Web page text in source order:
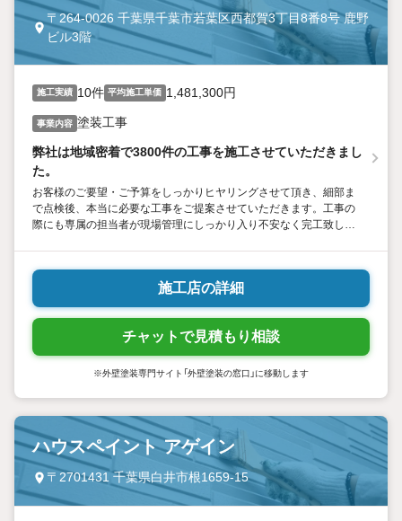
〒264-0026 千葉県千葉市若葉区西都賀3丁目8番8号 鹿野
ビル3階
施工実績 10件 平均施工単価 1,481,300円
事業内容 塗装工事
弊社は地域密着で3800件の工事を施工させていただきまし
た。
お客様のご要望・ご予算をしっかりヒヤリングさせて頂き、細部ま
で点検後、本当に必要な工事をご提案させていただきます。工事の
際にも専属の担当者が現場管理にしっかり入り不安なく完工致しま
ームローンのお取り扱いもしていますのでお気軽にご相談くださ
い。最後まで読んでいただきありがとうございました。
施工店の詳細
チャットで見積もり相談
※外壁塗装専門サイト「外壁塗装の窓口」に移動します
ハウスペイント アゲイン
〒2701431 千葉県白井市根1659-15